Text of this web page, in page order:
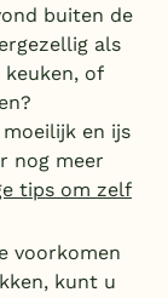
buiten de
als
of
en ijs
nog meer
tips om zelf
voorkomen
kunt u